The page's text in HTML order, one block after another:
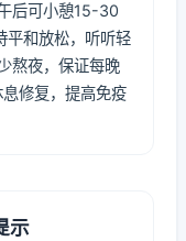
后可小憩15-30
平和放松，听听轻
熬夜，保证每晚
修复，提高免疫
示